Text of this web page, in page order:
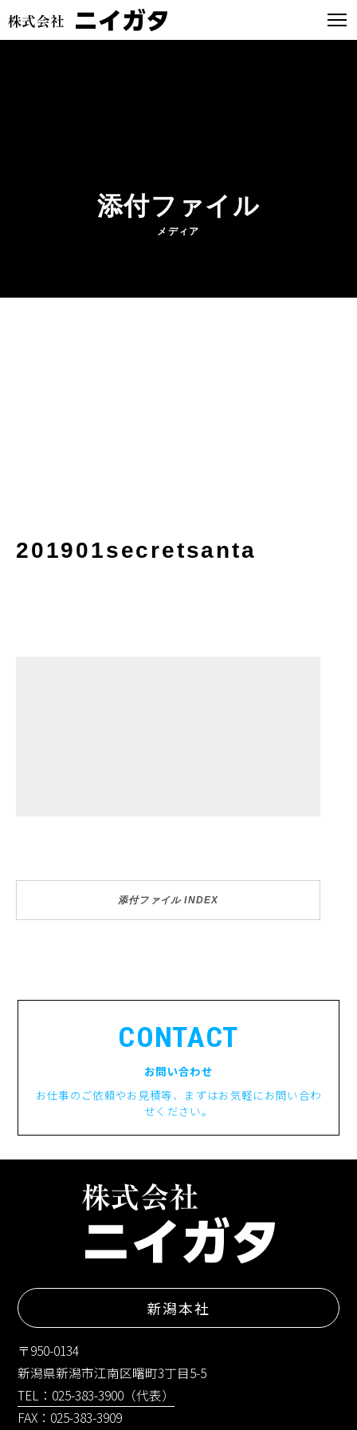
添付ファイル
メディア
201901secretsanta
添付ファイル INDEX
CONTACT
お問い合わせ
お仕事のご依頼やお見積等、まずはお気軽にお問い合わ
せください。
新潟本社
〒950-0134
新潟県新潟市江南区曙町3丁目5-5
TEL：025-383-3900（代表）
FAX：025-383-3909